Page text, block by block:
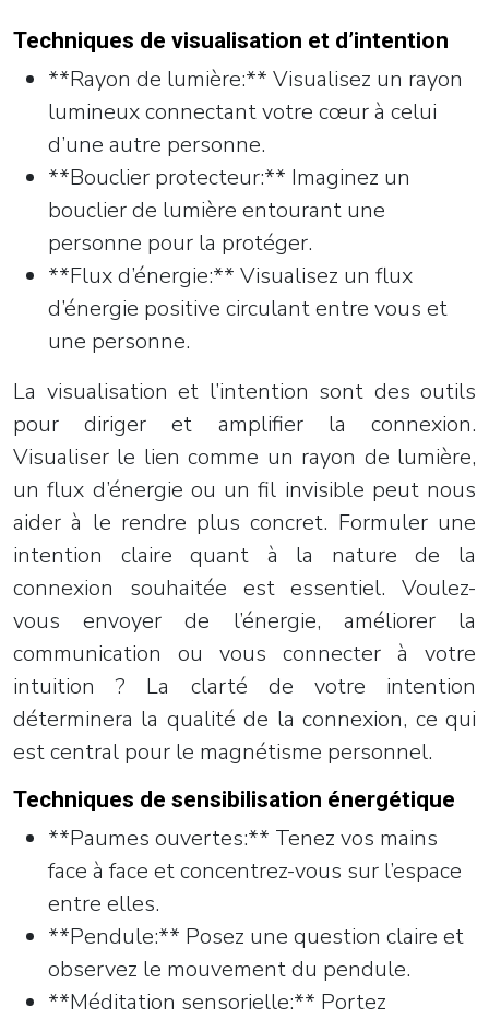
Techniques de visualisation et d’intention
**Rayon de lumière:** Visualisez un rayon
lumineux connectant votre cœur à celui
d’une autre personne.
**Bouclier protecteur:** Imaginez un
bouclier de lumière entourant une
personne pour la protéger.
**Flux d’énergie:** Visualisez un flux
d’énergie positive circulant entre vous et
une personne.
La visualisation et l’intention sont des outils
pour diriger et amplifier la connexion.
Visualiser le lien comme un rayon de lumière,
un flux d’énergie ou un fil invisible peut nous
aider à le rendre plus concret. Formuler une
intention claire quant à la nature de la
connexion souhaitée est essentiel. Voulez-
vous envoyer de l’énergie, améliorer la
communication ou vous connecter à votre
intuition ? La clarté de votre intention
déterminera la qualité de la connexion, ce qui
est central pour le magnétisme personnel.
Techniques de sensibilisation énergétique
**Paumes ouvertes:** Tenez vos mains
face à face et concentrez-vous sur l’espace
entre elles.
**Pendule:** Posez une question claire et
observez le mouvement du pendule.
**Méditation sensorielle:** Portez